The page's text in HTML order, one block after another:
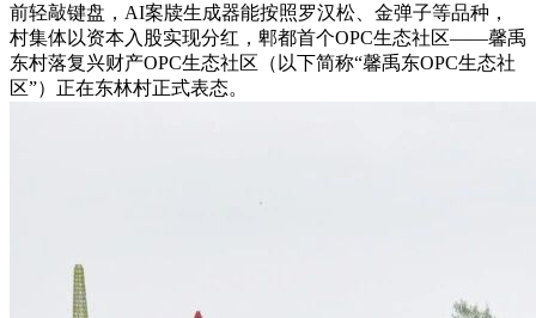
前轻敲键盘，AI案牍生成器能按照罗汉松、金弹子等品种，
村集体以资本入股实现分红，郫都首个OPC生态社区——馨禹
东村落复兴财产OPC生态社区（以下简称“馨禹东OPC生态社
区”）正在东林村正式表态。